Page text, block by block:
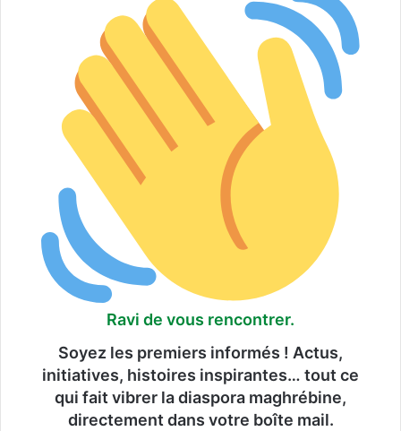
Ravi de vous rencontrer.
Soyez les premiers informés ! Actus,
initiatives, histoires inspirantes… tout ce
qui fait vibrer la diaspora maghrébine,
directement dans votre boîte mail.